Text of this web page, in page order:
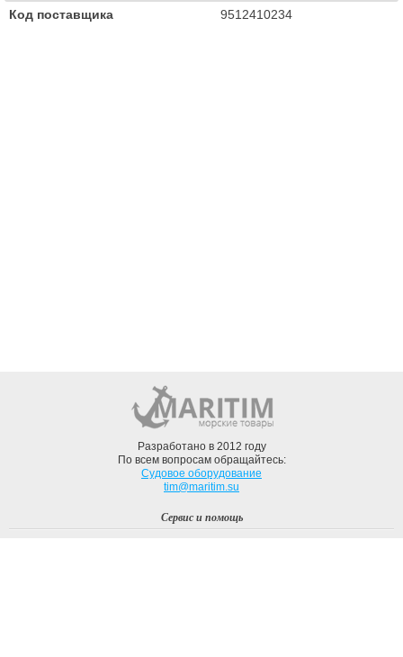
Код поставщика
9512410234
Разработано в 2012 году
По всем вопросам обращайтесь:
Судовое оборудование
tim@maritim.su
Сервис и помощь